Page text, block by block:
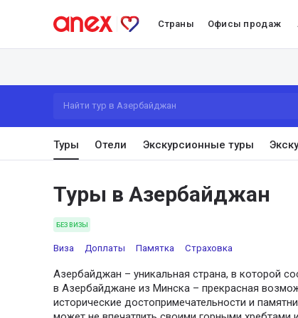
Страны Офисы продаж
Найти тур в Азербайджан
Туры Отели Экскурсионные туры
Туры в Азербайджан
БЕЗ ВИЗЫ
Виза Доплаты Памятка Страховка
Азербайджан – уникальная страна, в которой
в Азербайджане из Минска – прекрасная
исторические достопримечательности и